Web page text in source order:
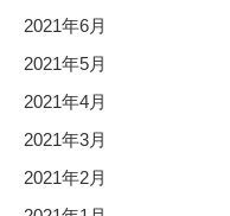
2021年6月
2021年5月
2021年4月
2021年3月
2021年2月